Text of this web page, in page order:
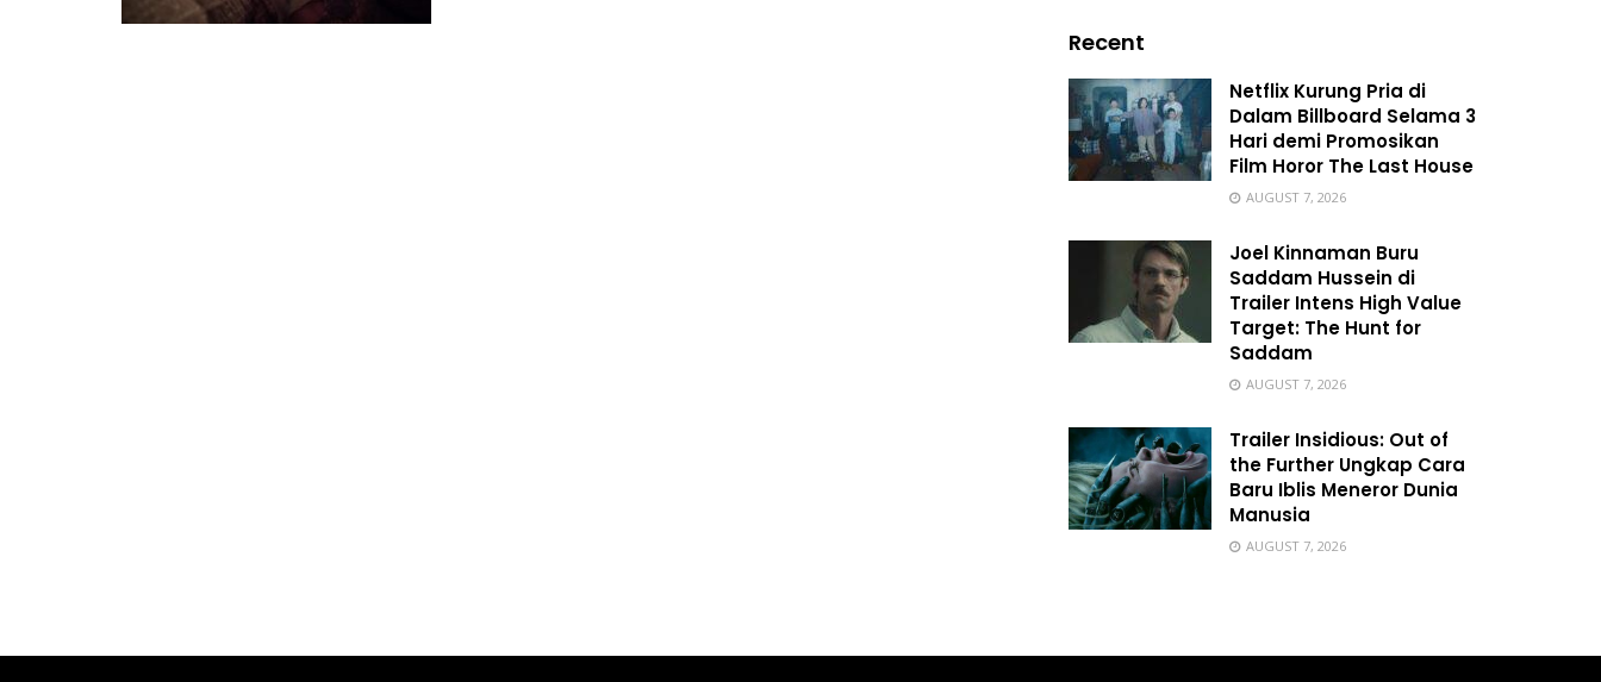
Recent
Netflix Kurung Pria di
Dalam Billboard Selama 3
Hari demi Promosikan
Film Horor The Last House
AUGUST 7, 2026
Joel Kinnaman Buru
Saddam Hussein di
Trailer Intens High Value
Target: The Hunt for
Saddam
AUGUST 7, 2026
Trailer Insidious: Out of
the Further Ungkap Cara
Baru Iblis Meneror Dunia
Manusia
AUGUST 7, 2026